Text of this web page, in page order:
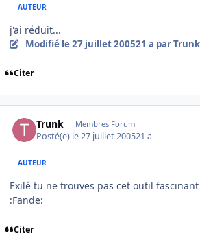
AUTEUR
j'ai réduit...
Modifié le 27 juillet 200521 a par Trunk
Citer
Trunk Membres Forum
Posté(e) le 27 juillet 200521 a
AUTEUR
Exilé tu ne trouves pas cet outil fascinant
:Fande:
Citer